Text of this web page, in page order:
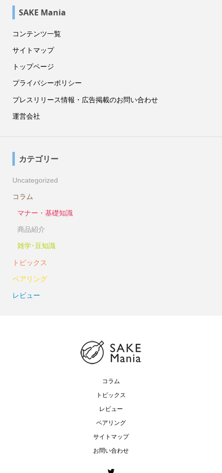
SAKE Mania
コンテンツ一覧
サイトマップ
トップページ
プライバシーポリシー
プレスリリース情報・広告掲載のお問い合わせ
運営会社
カテゴリー
Uncategorized
コラム
マナー・基礎知識
商品紹介
雑学･豆知識
トピックス
ペアリング
レビュー
コラム
トピックス
レビュー
ペアリング
サイトマップ
お問い合わせ